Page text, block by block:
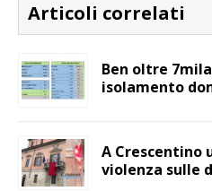
Articoli correlati
Ben oltre
isolamento
A Crescentino
violenza sulle